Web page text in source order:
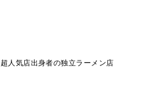
人気店出身者の独立ラーメン店